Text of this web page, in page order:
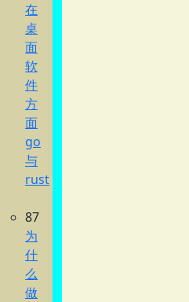
在
桌
面
软
件
方
面
go
与
rust
87
为
什
么
做